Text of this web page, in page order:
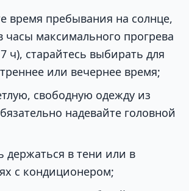
время пребывания на солнце,
часы максимального прогрева
ч), старайтесь выбирать для
или вечернее время;
свободную одежду из
надевайте головной
держаться в тени или в
с кондиционером;